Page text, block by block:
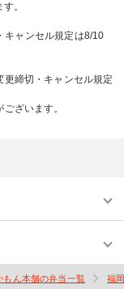
。
キャンセル規定は8/10
締切・キャンセル規定
ざいます。
もん本舗の弁当一覧 福